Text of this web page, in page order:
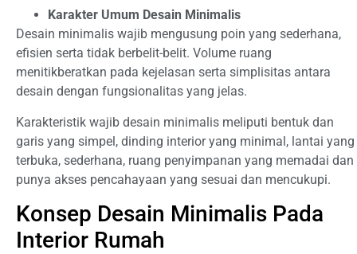
Karakter Umum Desain Minimalis
Desain minimalis wajib mengusung poin yang sederhana,
efisien serta tidak berbelit-belit. Volume ruang
menitikberatkan pada kejelasan serta simplisitas antara
desain dengan fungsionalitas yang jelas.
Karakteristik wajib desain minimalis meliputi bentuk dan
garis yang simpel, dinding interior yang minimal, lantai yang
terbuka, sederhana, ruang penyimpanan yang memadai dan
punya akses pencahayaan yang sesuai dan mencukupi.
Konsep Desain Minimalis Pada
Interior Rumah